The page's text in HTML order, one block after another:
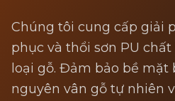
Chúng tôi cung cấp giải
phục và thổi sơn PU
loại gỗ. Đảm bảo bề mặt
nguyên vân gỗ tự nhiên